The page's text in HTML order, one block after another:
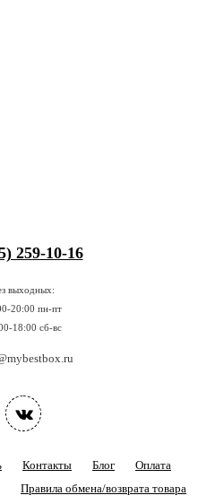
259-10-16
выходных:
20:00 пн-пт
18:00 сб-вс
Контакты Блог
Оплата
Правила обмена/возврата товара